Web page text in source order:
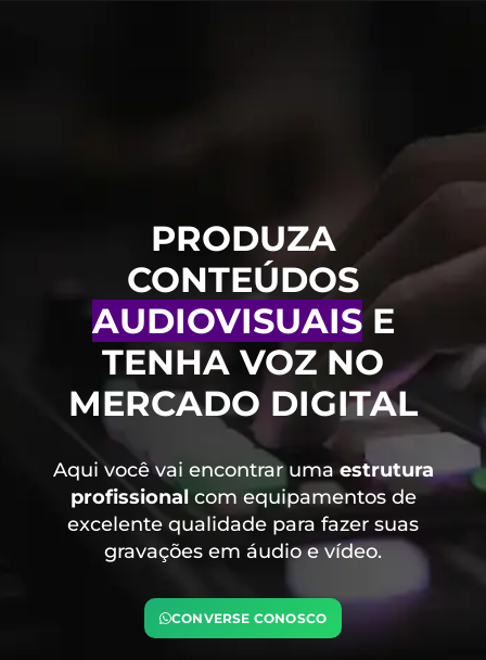
PRODUZA
CONTEÚDOS
AUDIOVISUAISE
TENHA VOZ NO
MERCADO DIGITAL
Aqui você vai encontrar uma estrutura
profissional com equipamentos de
excelente qualidade para fazer suas
gravações em áudio e vídeo.
CONVERSE CONOSCO